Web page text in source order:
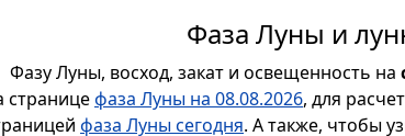
Фаза Луны и
Фазу Луны, восход, закат и освещенность на
страницефаза Луны на 08.08.2026, для
фаза Луны сегодня. А также, чтобы